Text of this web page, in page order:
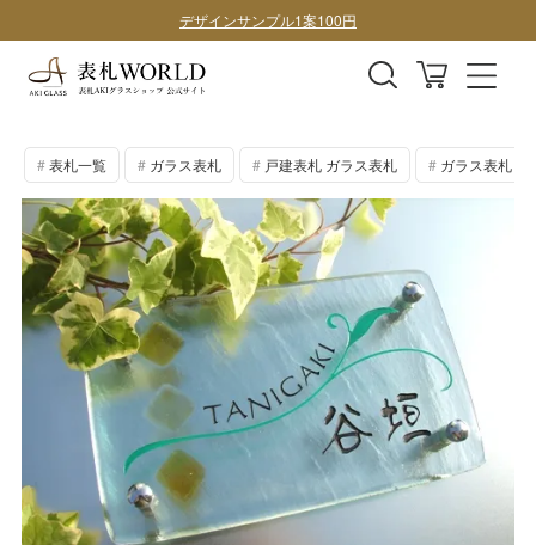
購入前にデザイン確認したい方はこちら
表札全商品、全国送料無料！
表札一覧 ガラス表札 戸建表札 ガラス表札 ガラス表札 手